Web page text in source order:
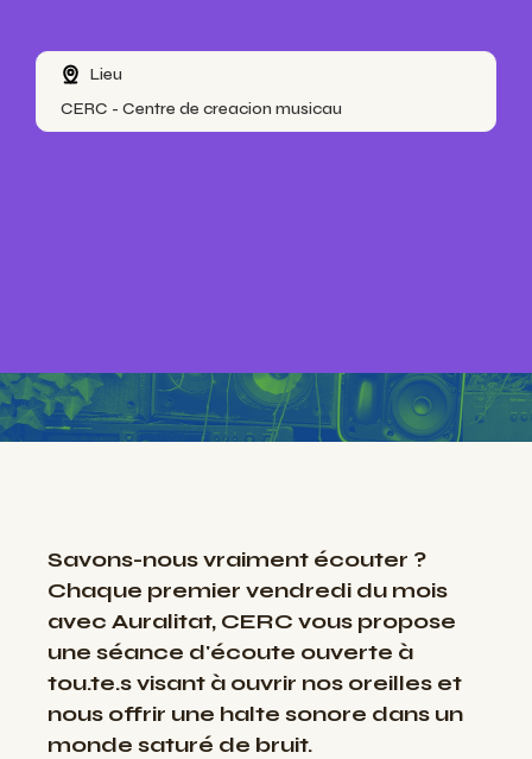
Lieu
CERC - Centre de creacion musicau
Savons-nous vraiment écouter ?
Chaque premier vendredi du mois
avec Auralitat, CERC vous propose
une séance d'écoute ouverte à
tou.te.s visant à ouvrir nos oreilles et
nous offrir une halte sonore dans un
monde saturé de bruit.